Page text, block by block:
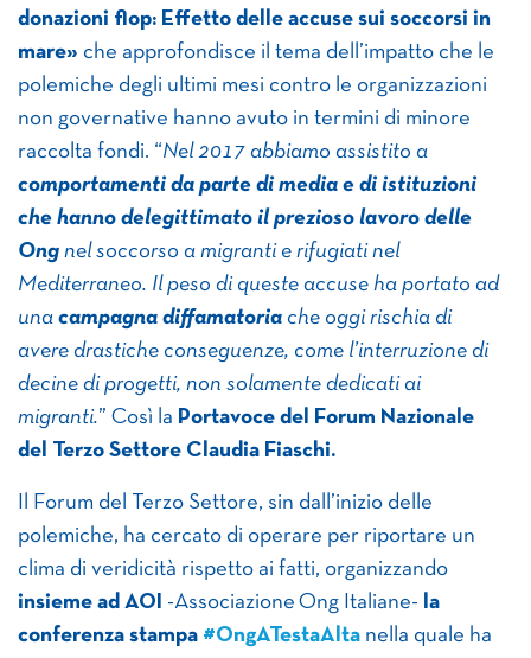
donazioni flop: Effetto delle accuse sui soccorsi in
mare» che approfondisce il tema dell’impatto che le
polemiche degli ultimi mesi contro le organizzazioni
non governative hanno avuto in termini di minore
raccolta fondi. “Nel 2017 abbiamo assistito a
comportamenti da parte di media e di istituzioni
che hanno delegittimato il prezioso lavoro delle
Ong nel soccorso a migranti e rifugiati nel
Mediterraneo. Il peso di queste accuse ha portato ad
una campagna diffamatoria che oggi rischia di
avere drastiche conseguenze, come l’interruzione di
decine di progetti, non solamente dedicati ai
migranti.” Così la Portavoce del Forum Nazionale
del Terzo Settore Claudia Fiaschi.
Il Forum del Terzo Settore, sin dall’inizio delle
polemiche, ha cercato di operare per riportare un
clima di veridicità rispetto ai fatti, organizzando
insieme ad AOI
-Associazione Ong Italiane- la
conferenza stampa #OngATestaAlta nella quale ha